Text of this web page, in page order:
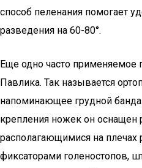
способ пеленания помогает
разведения на 60-80°.
Еще одно часто применяемое
Павлика. Так называется
напоминающее грудной
крепления ножек он
располагающимися на плечах
фиксаторами голеностопов,